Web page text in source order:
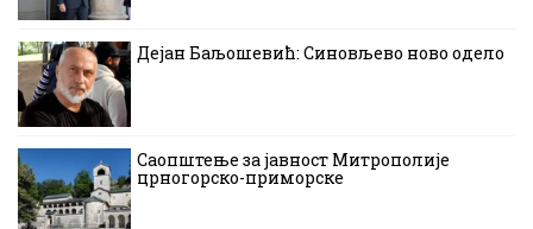
Дејан Баљошевић: Синовљево ново одело
Саопштење за јавност Митрополије
црногорско-приморске